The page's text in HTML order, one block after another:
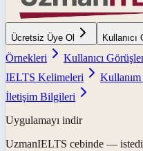
Ücretsiz Üye Ol Kullanıcı
Örnekleri
Kullanıcı
IELTS Kelimeleri
Kullanım
İletişim Bilgileri
Uygulamayı indir
UzmanIELTS cebinde —